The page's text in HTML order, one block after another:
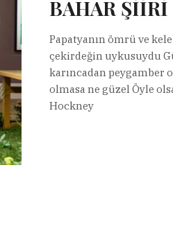
BAHAR
Papatyanın ömrü ve
çekirdeğin uykusuydu
karıncadan peygamber
olmasa ne güzel Öyle
Hockney